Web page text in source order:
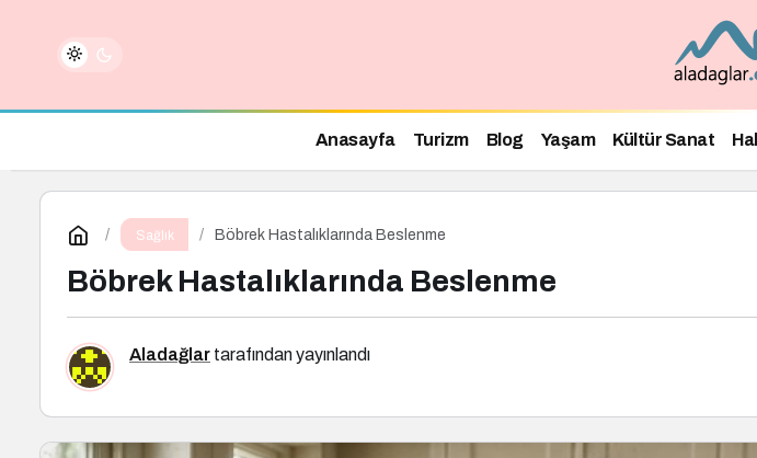
Anasayfa Turizm Blog Yaşam Kültür Sanat
Sağlık Böbrek Hastalıklarında Beslenme
Böbrek Hastalıklarında Beslenme
Aladağlar tarafından yayınlandı